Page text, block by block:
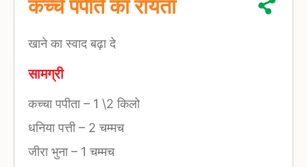
कच्चे पपीते का रायता
खाने का स्वाद बढ़ा दे
सामग्री
कच्चा पपीता– 1 \2 किलो
धनिया पत्ती– 2 चम्मच
जीरा भुना– 1 चम्मच